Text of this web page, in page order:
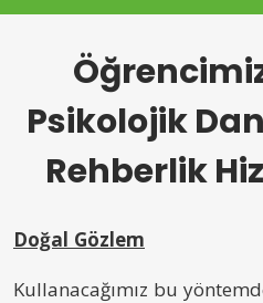
Psikolojik
Rehberlik
Doğal Gözlem
Kullanacağımız bu